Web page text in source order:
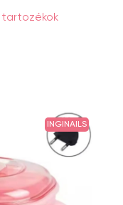
tartozékok
INGINAILS